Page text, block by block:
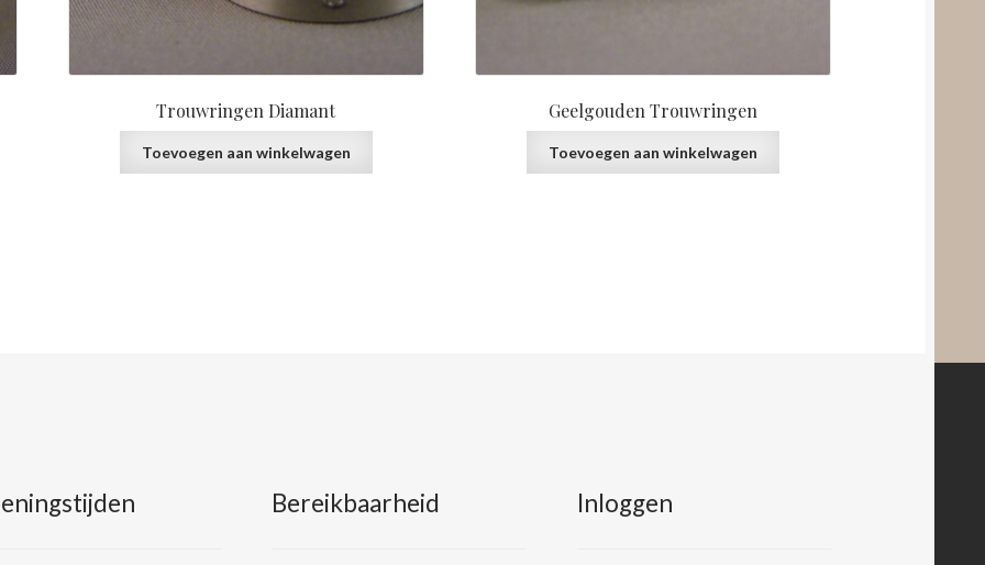
Trouwringen Diamant
Toevoegen aan winkelwagen
Geelgouden Trouwringen
Toevoegen aan winkelwagen
Bereikbaarheid Inloggen